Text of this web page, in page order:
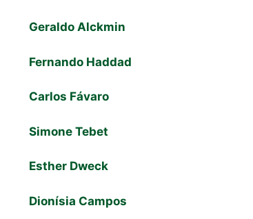
Geraldo Alckmin
Fernando Haddad
Carlos Fávaro
Simone Tebet
Esther Dweck
Dionísia Campos